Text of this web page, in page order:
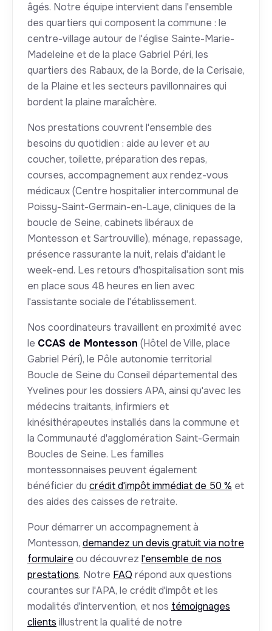
âgés. Notre équipe intervient dans l'ensemble
des quartiers qui composent la commune : le
centre-village autour de l'église Sainte-Marie-
Madeleine et de la place Gabriel Péri, les
quartiers des Rabaux, de la Borde, de la Cerisaie,
de la Plaine et les secteurs pavillonnaires qui
bordent la plaine maraîchère.
Nos prestations couvrent l'ensemble des
besoins du quotidien : aide au lever et au
coucher, toilette, préparation des repas,
courses, accompagnement aux rendez-vous
médicaux (Centre hospitalier intercommunal de
Poissy-Saint-Germain-en-Laye, cliniques de la
boucle de Seine, cabinets libéraux de
Montesson et Sartrouville), ménage, repassage,
présence rassurante la nuit, relais d'aidant le
week-end. Les retours d'hospitalisation sont mis
en place sous 48 heures en lien avec
l'assistante sociale de l'établissement.
Nos coordinateurs travaillent en proximité avec
le CCAS de Montesson (Hôtel de Ville, place
Gabriel Péri), le Pôle autonomie territorial
Boucle de Seine du Conseil départemental des
Yvelines pour les dossiers APA, ainsi qu'avec les
médecins traitants, infirmiers et
kinésithérapeutes installés dans la commune et
la Communauté d'agglomération Saint-Germain
Boucles de Seine. Les familles
montessonnaises peuvent également
bénéficier du crédit d'impôt immédiat de 50 % et
des aides des caisses de retraite.
Pour démarrer un accompagnement à
Montesson, demandez un devis gratuit via notre
formulaire ou découvrez l'ensemble de nos
prestations. Notre FAQ répond aux questions
courantes sur l'APA, le crédit d'impôt et les
modalités d'intervention, et nos témoignages
clients illustrent la qualité de notre